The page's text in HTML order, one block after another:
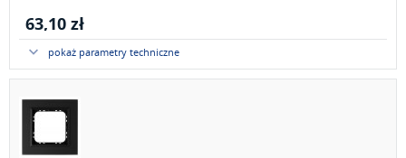
63,10 zł
pokaż parametry techniczne